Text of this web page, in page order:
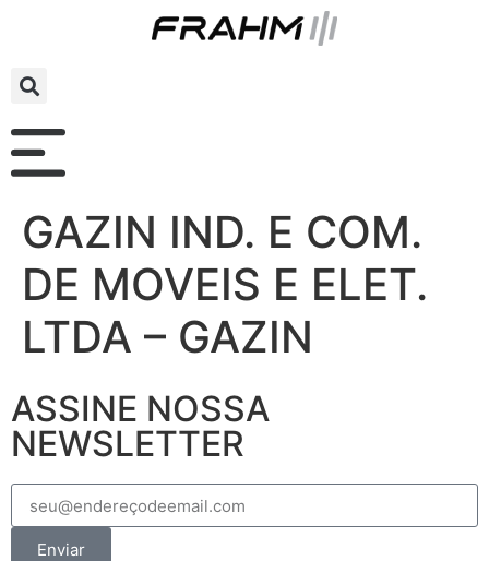
GAZIN IND. E COM.
DE MOVEIS E ELET.
LTDA – GAZIN
ASSINE NOSSA
NEWSLETTER
Enviar